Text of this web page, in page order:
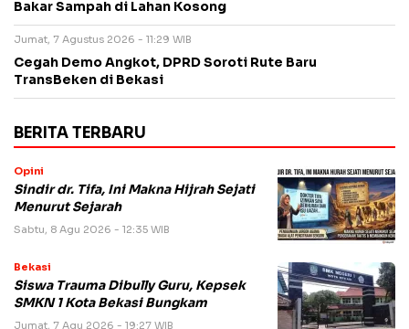
Bakar Sampah di Lahan Kosong
Jumat, 7 Agustus 2026 - 11:29 WIB
Cegah Demo Angkot, DPRD Soroti Rute Baru
TransBeken di Bekasi
BERITA TERBARU
Opini
Sindir dr. Tifa, Ini Makna Hijrah Sejati
Menurut Sejarah
Sabtu, 8 Agu 2026 - 12:35 WIB
Bekasi
Siswa Trauma Dibully Guru, Kepsek
SMKN 1 Kota Bekasi Bungkam
Jumat, 7 Agu 2026 - 19:27 WIB